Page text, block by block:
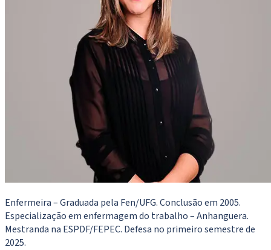
Enfermeira – Graduada pela Fen/UFG. Conclusão em 2005.
Especialização em enfermagem do trabalho – Anhanguera.
Mestranda na ESPDF/FEPEC. Defesa no primeiro semestre de
2025.